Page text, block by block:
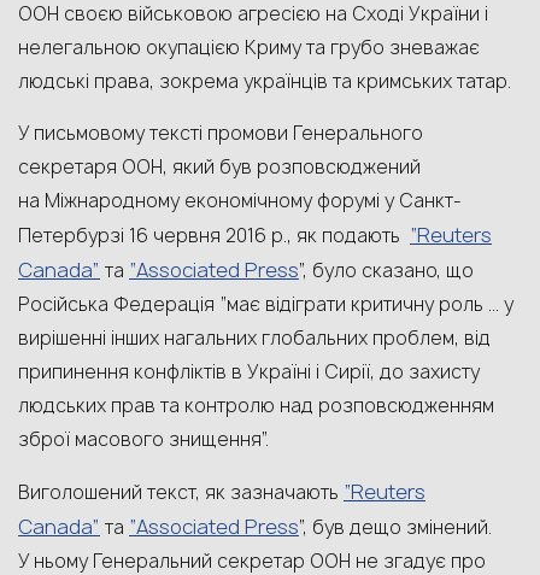
ООН своєю військовою агресією на Сході України і
нелегальною окупацією Криму та грубо зневажає
людські права, зокрема українців та кримських татар.
У письмовому тексті промови Генерального
секретаря ООН, який був розповсюджений
на Міжнародному економічному форумі у Санкт-
Петербурзі 16 червня 2016 р., як подають “Reuters
Canada” та “Associated Press”, було сказано, що
Російська Федерація “має відіграти критичну роль … у
вирішенні інших нагальних глобальних проблем, від
припинення конфліктів в Україні і Сирії, до захисту
людських прав та контролю над розповсюдженням
зброї масового знищення”.
Виголошений текст, як зазначають “Reuters
Canada” та “Associated Press”, був дещо змінений.
У ньому Генеральний секретар ООН не згадує про